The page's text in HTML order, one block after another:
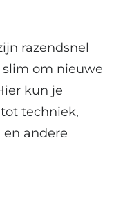
razendsnel
om nieuwe
kun je
techniek,
andere